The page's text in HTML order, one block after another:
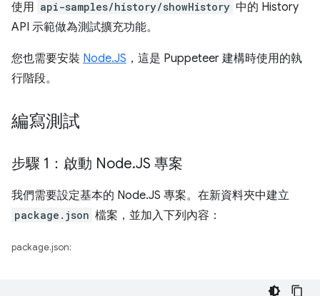
使用 api-samples/history/showHistory 中的 History
API 示範做為測試擴充功能。
您也需要安裝 Node.JS ，這是 Puppeteer 建構時使用的執
行階段。
編寫測試
步驟 1：啟動 Node.JS 專案
我們需要設定基本的 Node.JS 專案。在新資料夾中建立
package.json 檔案，並加入下列內容：
package.json: